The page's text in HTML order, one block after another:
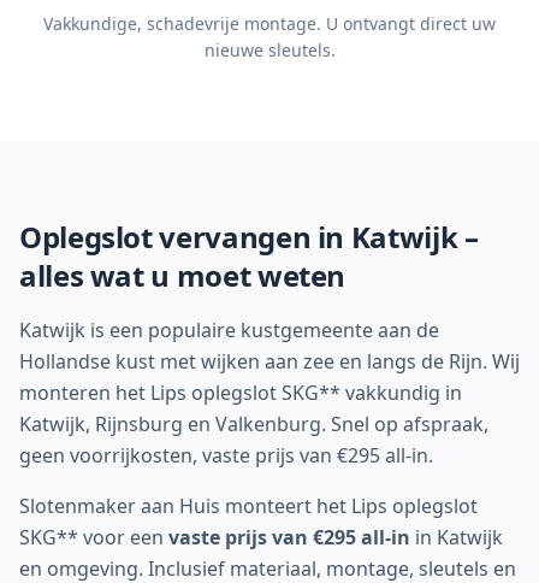
Vakkundige, schadevrije montage. U ontvangt direct uw
nieuwe sleutels.
Oplegslot vervangen in Katwijk–
alles wat u moet weten
Katwijk is een populaire kustgemeente aan de
Hollandse kust met wijken aan zee en langs de Rijn. Wij
monteren het Lips oplegslot SKG** vakkundig in
Katwijk, Rijnsburg en Valkenburg. Snel op afspraak,
geen voorrijkosten, vaste prijs van €295 all-in.
Slotenmaker aan Huis monteert het Lips oplegslot
SKG** voor een vaste prijs van €295 all-in in Katwijk
en omgeving. Inclusief materiaal, montage, sleutels en